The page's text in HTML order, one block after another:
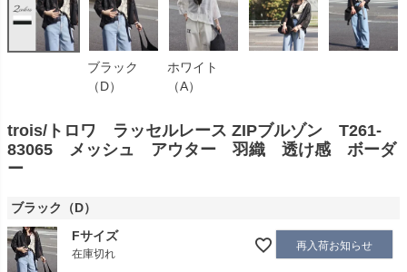
ブラック
（D）
ホワイト
（A）
trois/トロワ ラッセルレース ZIPブルゾン T261-
83065 メッシュ アウター 羽織 透け感 ボーダ
ー
ブラック（D）
Fサイズ
在庫切れ
再入荷お知らせ